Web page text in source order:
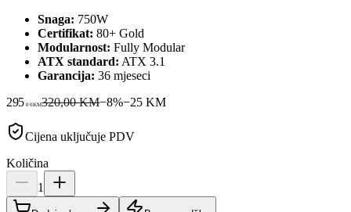
Snaga: 750W
Certifikat: 80+ Gold
Modularnost: Fully Modular
ATX standard: ATX 3.1
Garancija: 36 mjeseci
295 00KM320,00 KM−8%−25 KM
Cijena uključuje PDV
Količina
1